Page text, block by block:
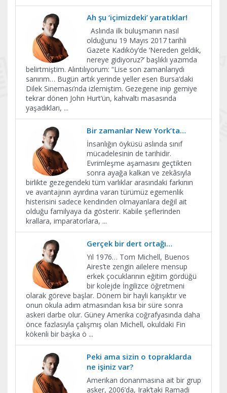
Ah şu ‘içimizdeki’ yaratıklar!
Aslında ilk buluşmanın nasıl
olduğunu 19 Mayıs 2017 tarihli
Gazete Kadıköy’de ‘Nereden geldik,
nereye gidiyoruz?’ başlıklı yazımda
belirtmiştim. Alıntılıyorum: “Lise son zamanlarıydı
sanırım… Bugün artık yerinde yeller esen Bursa’daki
Dilek Sineması’nda izlemiştim. Gezegene inip gemiye
tekrar dönen John Hurt’ün, kahvaltı masasında
yaşadıkları, ...
Bir zamanlar New York’ta…
İnsanlığın öyküsü aslında sınıf
mücadelesinin de tarihidir.
Evrimleşme aşamasını geçtikten
sonra ayağa kalkan ve zekâsıyla
birlikte gezegendeki tüm varlıklar arasındaki farkının
ve avantajının ayırdına varan türümüz egemenlik
histerisini sadece kendinden olmayanlara değil ait
olduğu familyaya da gösterir. Kabile şeflerinden
krallara, imparatorlara, ...
Gerçek bir dert ortağı…
Yıl 1976… Tom Michell, Buenos
Aires’te zengin ailelere mensup
erkek çocuklarının eğitim gördüğü
bir kolejde İngilizce öğretmeni
olarak göreve başlar. Dönem bir hayli karışıktır ve
onun okula adım atmasından kısa bir süre sonra
askeri darbe olur. Güney Amerika coğrafyasında daha
önce fazlasıyla çalışmış olan Michell, okuldaki Fin
kökenli bir başka ö ...
Peki ama sizin o topraklarda
ne işiniz var?
Amerikan donanmasına ait bir grup
asker, 2006’da, Irak’taki Ramadi